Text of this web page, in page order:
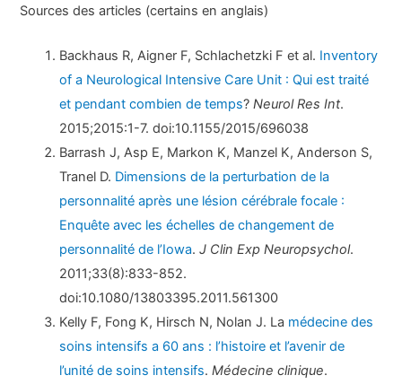
Sources des articles (certains en anglais)
Backhaus R, Aigner F, Schlachetzki F et al. Inventory
of a Neurological Intensive Care Unit : Qui est traité
et pendant combien de temps?Neurol Res Int.
2015;2015:1-7. doi:10.1155/2015/696038
Barrash J, Asp E, Markon K, Manzel K, Anderson S,
Tranel D. Dimensions de la perturbation de la
personnalité après une lésion cérébrale focale :
Enquête avec les échelles de changement de
personnalité de l’Iowa.J Clin Exp Neuropsychol.
2011;33(8):833-852.
doi:10.1080/13803395.2011.561300
Kelly F, Fong K, Hirsch N, Nolan J. La médecine des
soins intensifs a 60 ans : l’histoire et l’avenir de
l’unité de soins intensifs.Médecine clinique.